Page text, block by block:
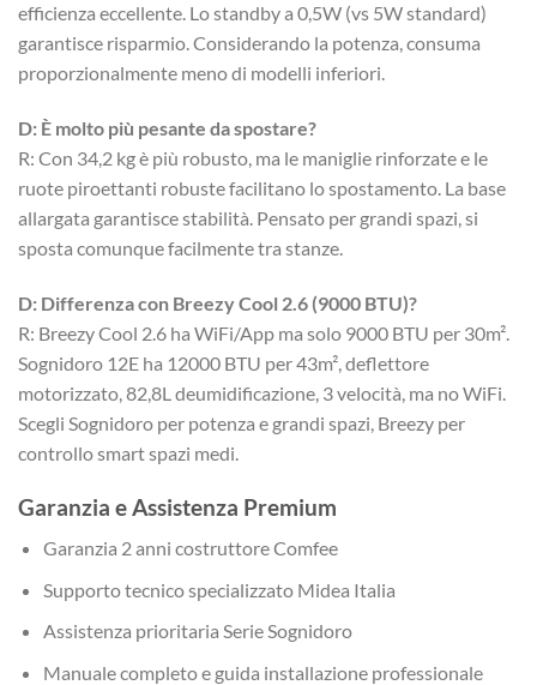
efficienza eccellente. Lo standby a 0,5W (vs 5W standard)
garantisce risparmio. Considerando la potenza, consuma
proporzionalmente meno di modelli inferiori.
D: È molto più pesante da spostare?
R: Con 34,2 kg è più robusto, ma le maniglie rinforzate e le
ruote piroettanti robuste facilitano lo spostamento. La base
allargata garantisce stabilità. Pensato per grandi spazi, si
sposta comunque facilmente tra stanze.
D: Differenza con Breezy Cool 2.6 (9000 BTU)?
R: Breezy Cool 2.6 ha WiFi/App ma solo 9000 BTU per 30m².
Sognidoro 12E ha 12000 BTU per 43m², deflettore
motorizzato, 82,8L deumidificazione, 3 velocità, ma no WiFi.
Scegli Sognidoro per potenza e grandi spazi, Breezy per
controllo smart spazi medi.
Garanzia e Assistenza Premium
Garanzia 2 anni costruttore Comfee
Supporto tecnico specializzato Midea Italia
Assistenza prioritaria Serie Sognidoro
Manuale completo e guida installazione professionale